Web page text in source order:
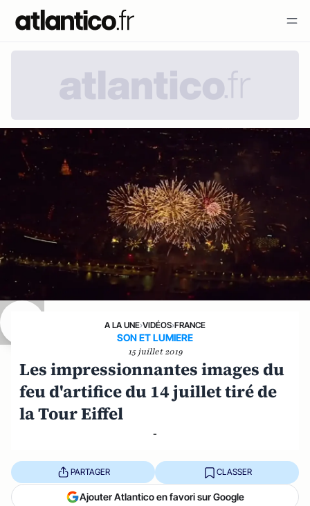
A LA UNE›VIDÉOS›FRANCE
SON ET LUMIERE
15 juillet 2019
Les impressionnantes images du
feu d'artifice du 14 juillet tiré de
la Tour Eiffel
-
PARTAGER CLASSER
Ajouter Atlantico en favori sur Google